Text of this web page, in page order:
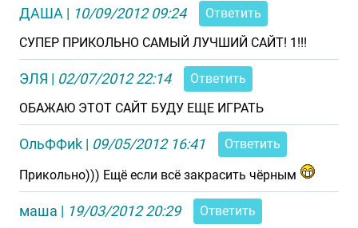
ДАША | 10/09/2012 09:24
Ответить
СУПЕР ПРИКОЛЬНО САМЫЙ ЛУЧШИЙ САЙТ! 1!!!
ЭЛЯ | 02/07/2012 22:14
Ответить
ОБАЖАЮ ЭТОТ САЙТ БУДУ ЕЩЕ ИГРАТЬ
ОльФФиk | 09/05/2012 16:41 Ответить
Прикольно))) Ещё если всё закрасить чёрным
маша | 19/03/2012 20:29
Ответить